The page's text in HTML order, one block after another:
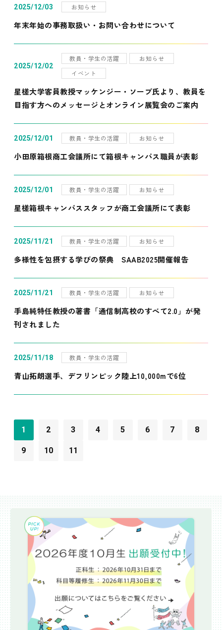
2025/12/03 お知らせ
年末年始の事務取扱い・お問い合わせについて
2025/12/02
教員・学生の活躍
お知らせ
イベント
星槎大学客員教授マッケンジー・ソープ氏より、教員を
目指す方へのメッセージとオンライン展覧会のご案内
2025/12/01 教員・学生の活躍 お知らせ
小田原箱根商工会議所にて箱根キャンパス職員が表彰
2025/12/01 教員・学生の活躍 お知らせ
星槎箱根キャンパススタッフが商工会議所にて表彰
2025/11/21 教員・学生の活躍 お知らせ
多様性を包摂する学びの祭典 SAAB2025開催報告
2025/11/21 教員・学生の活躍 お知らせ
手島純特任教授の著書「通信制高校のすべて2.0」が発
刊されました
2025/11/18 教員・学生の活躍
青山拓朗選手、デフリンピック陸上10,000mで6位
1 2 3 4 5 6 7 8
9 10 11